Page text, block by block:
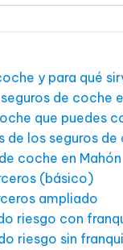
y para qué
de coche
que puedes
de los seguros de
coche en Mahón
(básico)
ampliado
riesgo con
riesgo sin